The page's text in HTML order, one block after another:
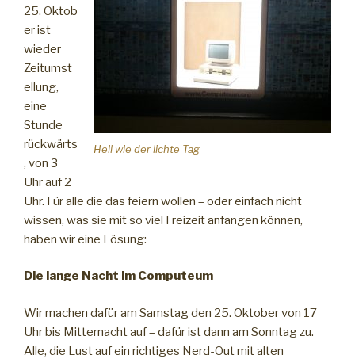
Hell wie der lichte Tag
25. Oktob
er ist
wieder
Zeitumst
ellung,
eine
Stunde
rückwärts
, von 3
Uhr auf 2
Uhr. Für alle die das feiern wollen – oder einfach nicht
wissen, was sie mit so viel Freizeit anfangen können,
haben wir eine Lösung:
Die lange Nacht im Computeum
Wir machen dafür am Samstag den 25. Oktober von 17
Uhr bis Mitternacht auf – dafür ist dann am Sonntag zu.
Alle, die Lust auf ein richtiges Nerd-Out mit alten